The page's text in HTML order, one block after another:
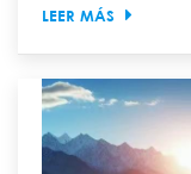
LEER MÁS